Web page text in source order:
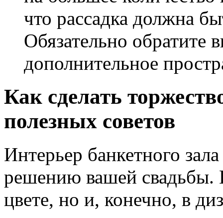
что рассадка должна
Обязательно обратите
дополнительное
Как сделать
полезных советов
Интерьер банкетного
решению вашей свадьбы.
цвете, но и, конечно, в